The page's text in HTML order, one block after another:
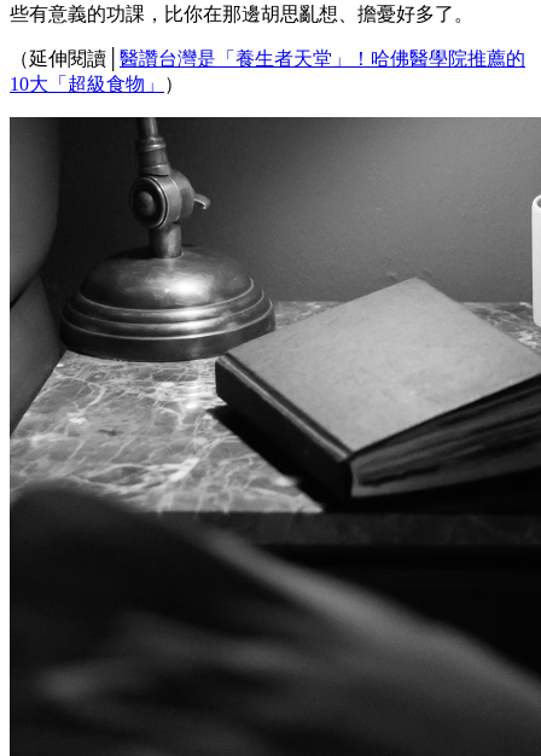
些有意義的功課，比你在那邊胡思亂想、擔憂好多了。
（延伸閱讀│ 醫讚台灣是「養生者天堂」！哈佛醫學院推薦的
10大「超級食物」
）